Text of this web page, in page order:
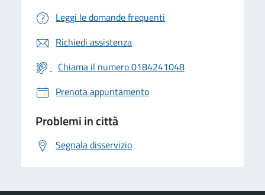
Leggi le domande frequenti
Richiedi assistenza
Chiama il numero 0184241048
Prenota appuntamento
Problemi in città
Segnala disservizio